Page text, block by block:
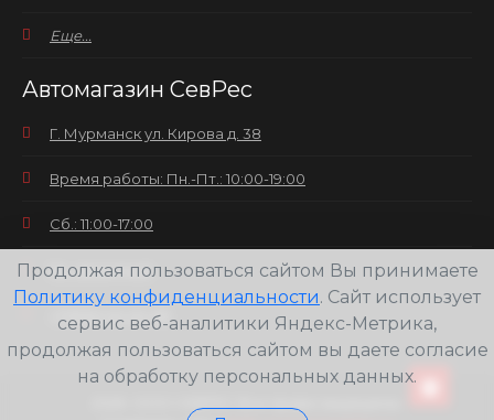
Еще...
Автомагазин СевРес
Г. Мурманск ул. Кирова д. 38
Время работы: Пн.-Пт.: 10:00-19:00
Сб.: 11:00-17:00
Вс.: выходной
+7(8152) 25-30-58
Продолжая пользоваться сайтом Вы принимаете
Политику конфиденциальности. Сайт использует
сервис веб-аналитики Яндекс-Метрика,
продолжая пользоваться сайтом вы даете согласие
на обработку персональных данных.